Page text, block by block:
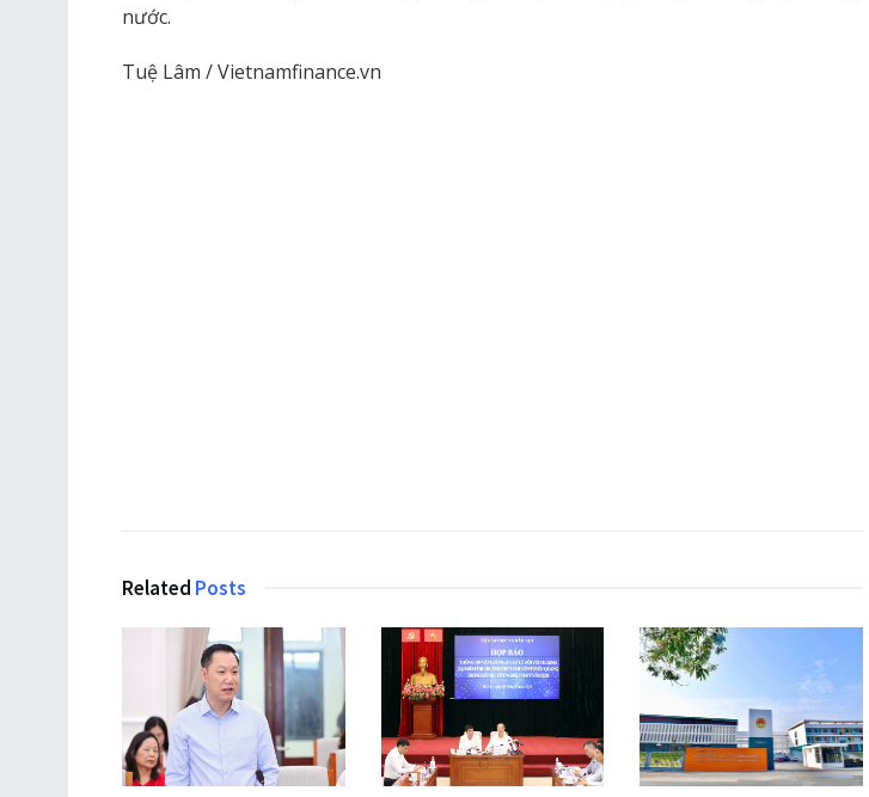
nước.
Tuệ Lâm / Vietnamfinance.vn
Related Posts